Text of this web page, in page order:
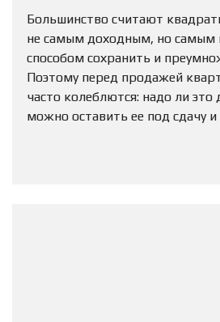
Большинство считают
не самым доходным, но
способом сохранить и
Поэтому перед продажей
часто колеблются: надо ли это
можно оставить ее под сдачу и